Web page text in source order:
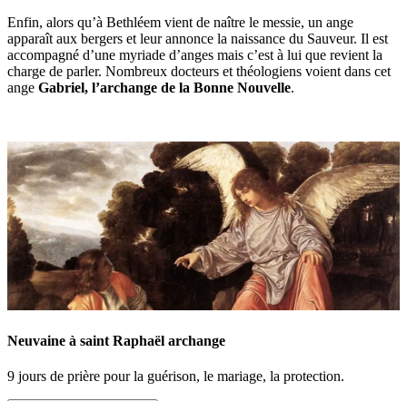
Enfin, alors qu’à Bethléem vient de naître le messie, un ange
apparaît aux bergers et leur annonce la naissance du Sauveur. Il est
accompagné d’une myriade d’anges mais c’est à lui que revient la
charge de parler. Nombreux docteurs et théologiens voient dans cet
ange Gabriel, l’archange de la Bonne Nouvelle.
Neuvaine à saint Raphaël archange
9 jours de prière pour la guérison, le mariage, la protection.